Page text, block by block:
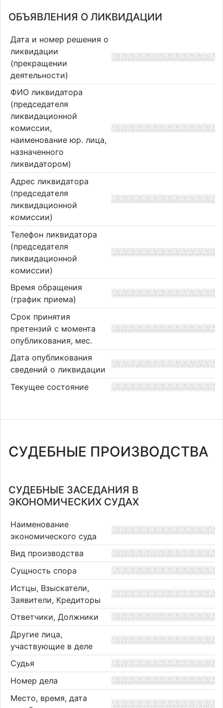
ОБЪЯВЛЕНИЯ О ЛИКВИДАЦИИ
Дата и номер решения о
ликвидации
(прекращении
деятельности)
ФИО ликвидатора
(председателя
ликвидационной
комиссии,
наименование юр. лица,
назначенного
ликвидатором)
Адрес ликвидатора
(председателя
ликвидационной
комиссии)
Телефон ликвидатора
(председателя
ликвидационной
комиссии)
Время обращения
(график приема)
Срок принятия
претензий с момента
опубликования, мес.
Дата опубликования
сведений о ликвидации
Текущее состояние
СУДЕБНЫЕ ПРОИЗВОДСТВА
СУДЕБНЫЕ ЗАСЕДАНИЯ В
ЭКОНОМИЧЕСКИХ СУДАХ
Наименование
экономического суда
Вид производства
Сущность спора
Истцы, Взыскатели,
Заявители, Кредиторы
Ответчики, Должники
Другие лица,
участвующие в деле
Судья
Номер дела
Место, время, дата